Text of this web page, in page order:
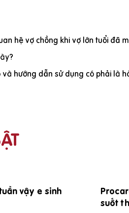
hệ vợ chồng khi vợ lớn tuổi đã
và hướng dẫn sử dụng có phải là
vậy e sinh
suốt